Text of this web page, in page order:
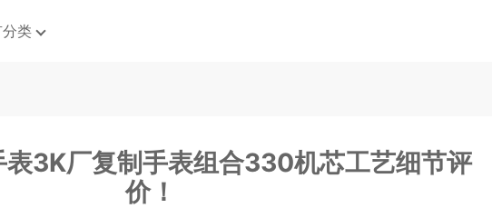
类
表3K厂复制手表组合330机芯工艺细节评
价！